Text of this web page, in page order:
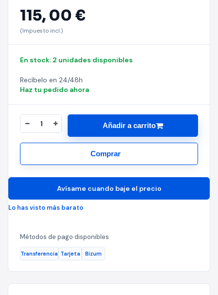
115, 00 €
(Impuesto incl.)
En stock: 2 unidades disponibles
Recíbelo en 24/48h
Haz tu pedido ahora
Añadir a carrito
Comprar
Avísame cuando baje el precio
Lo has visto más barato
Métodos de pago disponibles
Transferencia Tarjeta Bizum